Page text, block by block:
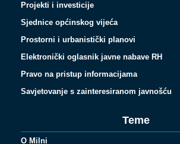
Projekti i investicije
Sjednice općinskog vijeća
Prostorni i urbanistički planovi
Elektronički oglasnik javne nabave RH
Pravo na pristup informacijama
Savjetovanje s zainteresiranom javnošću
Teme
O Milni